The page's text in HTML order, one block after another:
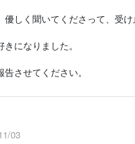
優しく聞いてくださって、受
になりました。
させてください。
03